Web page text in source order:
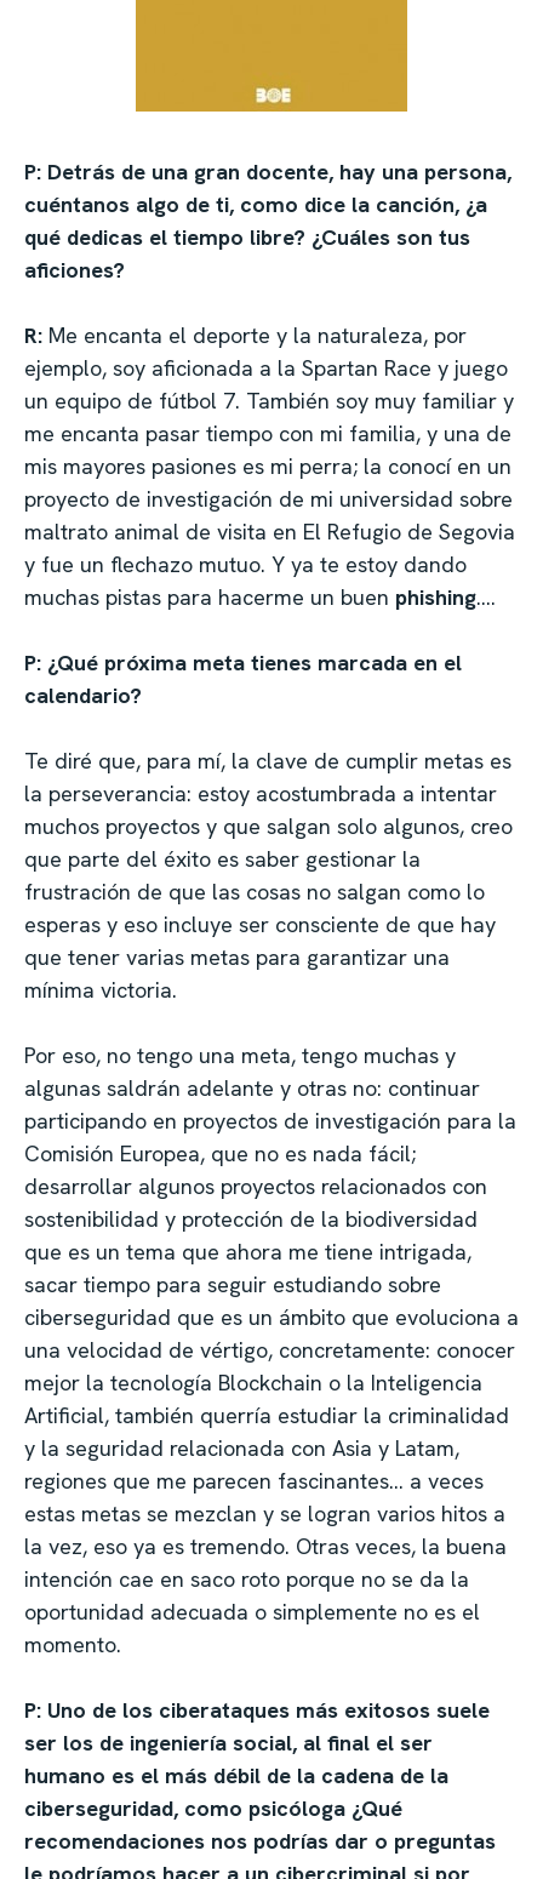
P: Detrás de una gran docente, hay una persona,
cuéntanos algo de ti, como dice la canción, ¿a
qué dedicas el tiempo libre? ¿Cuáles son tus
aficiones?
R: Me encanta el deporte y la naturaleza, por
ejemplo, soy aficionada a la Spartan Race y juego
un equipo de fútbol 7. También soy muy familiar y
me encanta pasar tiempo con mi familia, y una de
mis mayores pasiones es mi perra; la conocí en un
proyecto de investigación de mi universidad sobre
maltrato animal de visita en El Refugio de Segovia
y fue un flechazo mutuo. Y ya te estoy dando
muchas pistas para hacerme un buen phishing….
P: ¿Qué próxima meta tienes marcada en el
calendario?
Te diré que, para mí, la clave de cumplir metas es
la perseverancia: estoy acostumbrada a intentar
muchos proyectos y que salgan solo algunos, creo
que parte del éxito es saber gestionar la
frustración de que las cosas no salgan como lo
esperas y eso incluye ser consciente de que hay
que tener varias metas para garantizar una
mínima victoria.
Por eso, no tengo una meta, tengo muchas y
algunas saldrán adelante y otras no: continuar
participando en proyectos de investigación para la
Comisión Europea, que no es nada fácil;
desarrollar algunos proyectos relacionados con
sostenibilidad y protección de la biodiversidad
que es un tema que ahora me tiene intrigada,
sacar tiempo para seguir estudiando sobre
ciberseguridad que es un ámbito que evoluciona a
una velocidad de vértigo, concretamente: conocer
mejor la tecnología Blockchain o la Inteligencia
Artificial, también querría estudiar la criminalidad
y la seguridad relacionada con Asia y Latam,
regiones que me parecen fascinantes… a veces
estas metas se mezclan y se logran varios hitos a
la vez, eso ya es tremendo. Otras veces, la buena
intención cae en saco roto porque no se da la
oportunidad adecuada o simplemente no es el
momento.
P: Uno de los ciberataques más exitosos suele
ser los de ingeniería social, al final el ser
humano es el más débil de la cadena de la
ciberseguridad, como psicóloga ¿Qué
recomendaciones nos podrías dar o preguntas